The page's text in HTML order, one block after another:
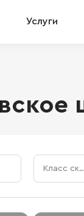
Услуги
Класс склада